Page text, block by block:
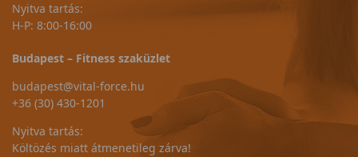
Nyitva tartás:
H-P: 8:00-16:00
Budapest – Fitness szaküzlet
budapest@vital-force.hu
+36 (30) 430-1201
Nyitva tartás:
Költözés miatt átmenetileg zárva!